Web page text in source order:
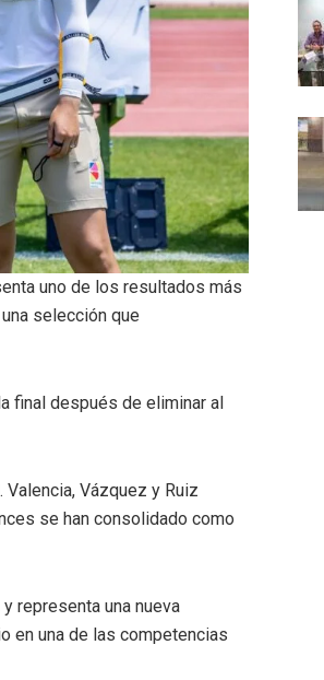
uno de los resultados más
selección que
final después de eliminar al
Vázquez y Ruiz
se han consolidado como
representa una nueva
en una de las competencias